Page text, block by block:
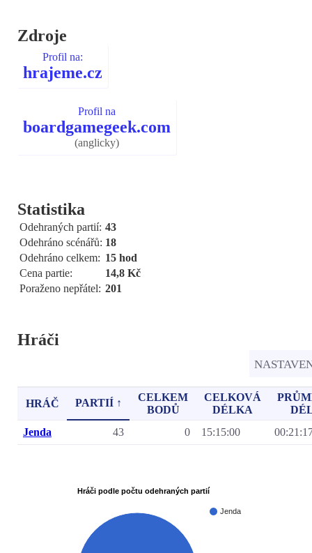
Zdroje
Profil na:
hrajeme.cz
Profil na
boardgamegeek.com
(anglicky)
Statistika
Odehraných partií: 43
Odehráno scénářů: 18
Odehráno celkem: 15 hod
Cena partie:
14,8 Kč
Poraženo nepřátel: 201
Hráči
HRÁČ PARTIÍ ↑
CELKEM
BODŮ
CELKOVÁ
DÉLKA
Jenda
43 0 15:15:00
Hráči podle počtu odehraných partií
Jenda